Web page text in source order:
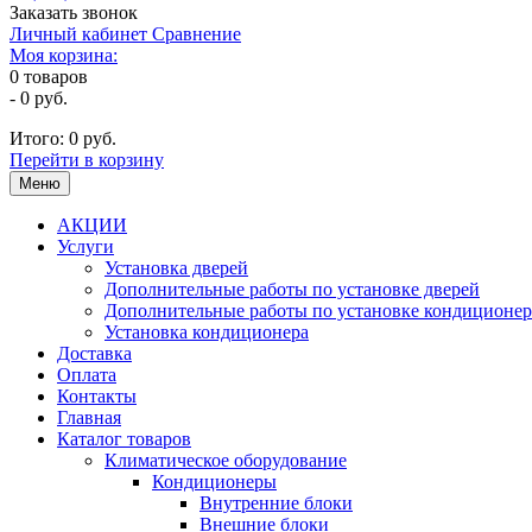
Заказать звонок
Личный кабинет Сравнение
Моя корзина:
0 товаров
- 0 руб.
Итого: 0 руб.
Перейти в корзину
Меню
АКЦИИ
Услуги
Установка дверей
Дополнительные работы по установке дверей
Дополнительные работы по установке
Установка кондиционера
Доставка
Оплата
Контакты
Главная
Каталог товаров
Климатическое оборудование
Кондиционеры
Внутренние блоки
Внешние блоки